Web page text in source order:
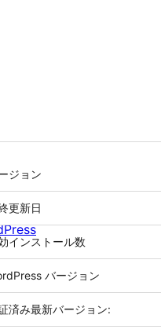
ジョン
更新日
インストール数
バージョン
済み最新バージョン: